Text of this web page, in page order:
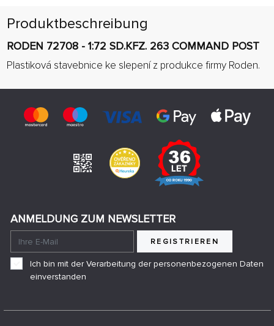
Produktbeschreibung
RODEN 72708 - 1:72 SD.KFZ. 263 COMMAND POST
Plastiková stavebnice ke slepení z produkce firmy Roden.
ANMELDUNG ZUM NEWSLETTER
REGISTRIEREN
Ich bin mit der Verarbeitung der personenbezogenen Daten
einverstanden